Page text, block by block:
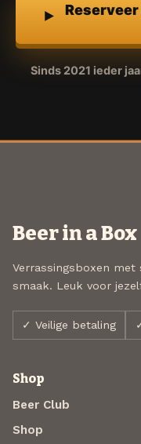
Sinds 2021 ieder
Beer in a Box
Verrassingsboxen
smaak. Leuk voor
✓ Veilige betaling
Shop
Beer Club
Shop